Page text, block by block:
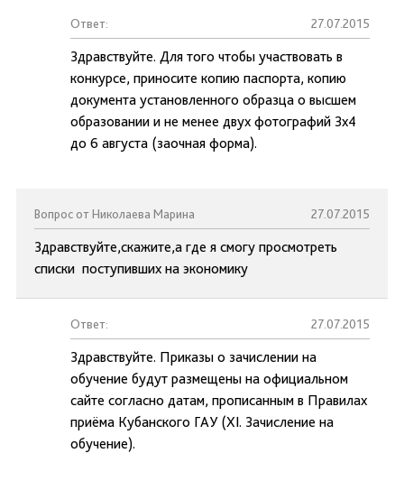
Ответ: 27.07.2015
Здравствуйте. Для того чтобы участвовать в
конкурсе, приносите копию паспорта, копию
документа установленного образца о высшем
образовании и не менее двух фотографий 3х4
до 6 августа (заочная форма).
Вопрос от Николаева Марина 27.07.2015
Здравствуйте,скажите,а где я смогу просмотреть
списки поступивших на экономику
Ответ: 27.07.2015
Здравствуйте. Приказы о зачислении на
обучение будут размещены на официальном
сайте согласно датам, прописанным в Правилах
приёма Кубанского ГАУ (XI. Зачисление на
обучение).